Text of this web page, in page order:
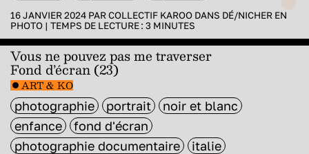
16 JANVIER 2024 PARCOLLECTIF KAROO DANS DÉ/NICHER EN
PHOTO | TEMPS DE LECTURE : 3 MINUTES
Vous ne pouvez pas me traverser
Fond d’écran (23)
ART & KO
photographie portrait
noir et blanc
enfance
fond d'écran
photographie documentaire
italie